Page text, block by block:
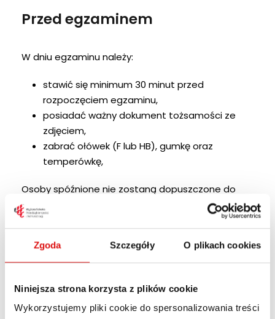
Zgoda Szczegóły O plikach cookies
Niniejsza strona korzysta z plików cookie
Wykorzystujemy pliki cookie do spersonalizowania treści
Przed egzaminem
W dniu egzaminu należy:
stawić się minimum 30 minut przed
rozpoczęciem egzaminu,
posiadać ważny dokument tożsamości ze
zdjęciem,
zabrać ołówek (F lub HB), gumkę oraz
temperówkę,
Osoby spóźnione nie zostaną dopuszczone do
egzaminu.
Zasady obowiązujące podczas
egzaminu
Na salę egzaminacyjną nie wolno wnosić: